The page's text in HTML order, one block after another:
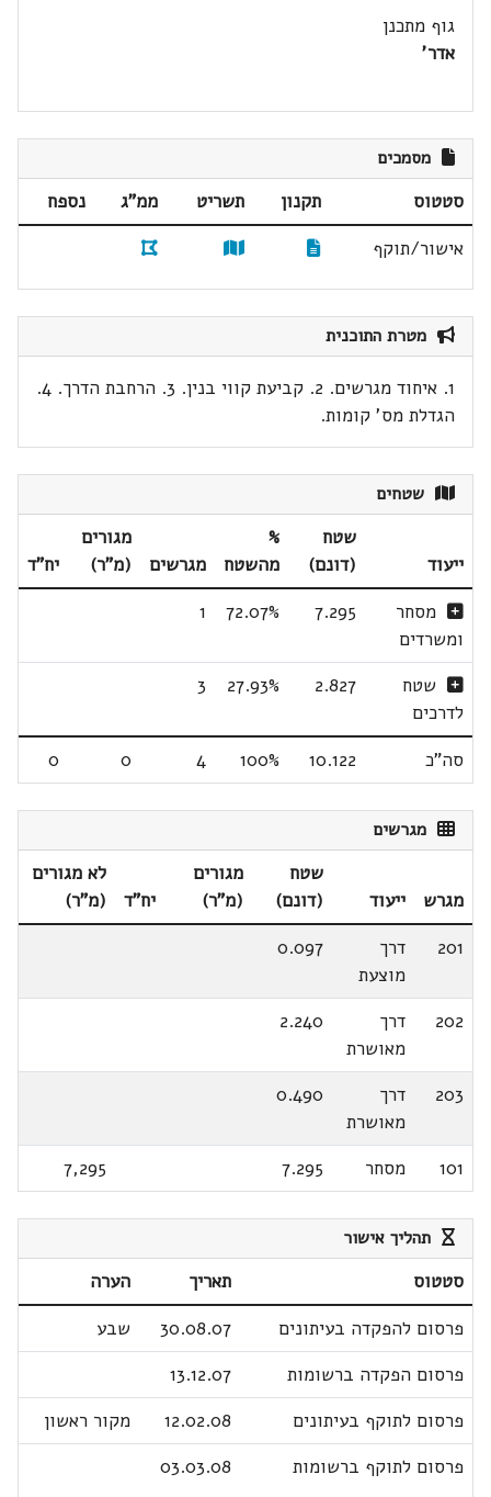
גוף מתכנן
אדר'
מסמכים
סטטוס תקנון תשריט ממ"ג
נספח
אישור/תוקף
מטרת התוכנית
1. איחוד מגרשים. 2. קביעת קווי בנין. 3. הרחבת הדרך. 4.
הגדלת מס' קומות.
שטחים
ייעוד
שטח
(דונם)
%
מהשטח
מגרשים
מגורים
(מ"ר)
יח"ד
מסחר
ומשרדים
7.295
72.07%
1
שטח
לדרכים
2.827
27.93%
3
סה"כ 10.122
100%
4
0
0
מגרשים
מגרש ייעוד
שטח
(דונם)
מגורים
(מ"ר)
יח"ד
לא מגורים
(מ"ר)
201
דרך
מוצעת
0.097
202
דרך
מאושרת
2.240
203
דרך
מאושרת
0.490
101 מסחר 7.295
7,295
תהליך אישור
סטטוס תאריך
הערה
פרסום להפקדה בעיתונים
30.08.07
שבע
פרסום הפקדה ברשומות
13.12.07
פרסום לתוקף בעיתונים
12.02.08
מקור ראשון
פרסום לתוקף ברשומות
03.03.08